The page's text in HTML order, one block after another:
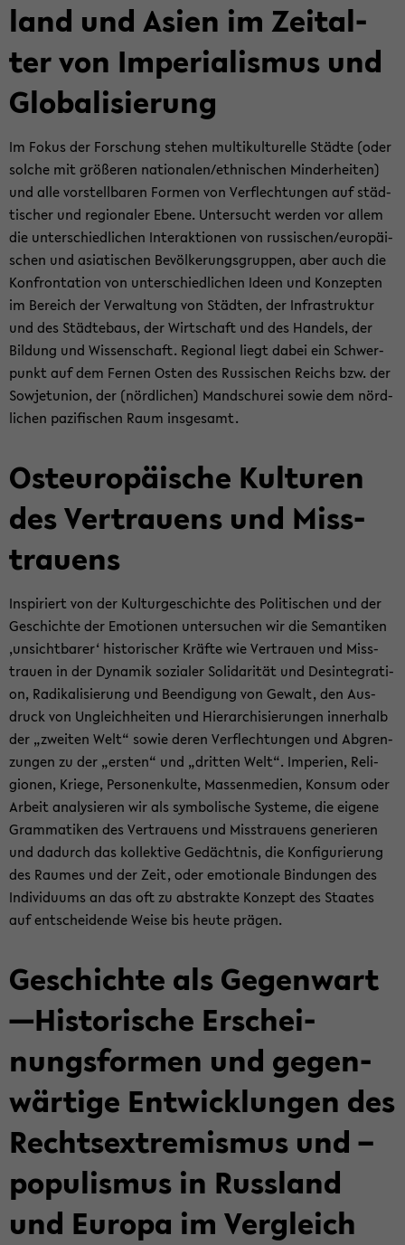
land und Asien im Zeit­al­
ter von Im­pe­ria­lis­mus und
Glo­ba­li­sie­rung
Im Fokus der For­schung ste­hen mul­ti­kul­tu­rel­le Städ­te (oder
sol­che mit grö­ße­ren na­tio­na­len/eth­ni­schen Min­der­hei­ten)
und alle vor­stell­ba­ren For­men von Ver­flech­tun­gen auf städ­
ti­scher und re­gio­na­ler Ebene. Un­ter­sucht wer­den vor allem
die un­ter­schied­li­chen In­ter­ak­tio­nen von rus­si­schen/eu­ro­päi­
schen und asia­ti­schen Be­völ­ke­rungs­grup­pen, aber auch die
Kon­fron­ta­ti­on von un­ter­schied­li­chen Ideen und Kon­zep­ten
im Be­reich der Ver­wal­tung von Städ­ten, der In­fra­struk­tur
und des Städ­te­baus, der Wirt­schaft und des Han­dels, der
Bil­dung und Wis­sen­schaft. Re­gio­nal liegt dabei ein Schwer­
punkt auf dem Fer­nen Osten des Rus­si­schen Reichs bzw. der
So­wjet­uni­on, der (nörd­li­chen) Man­dschu­rei sowie dem nörd­
li­chen pa­zi­fi­schen Raum ins­ge­samt.
Ost­eu­ro­päi­sche Kul­tu­ren
des Ver­trau­ens und Miss­
trau­ens
In­spi­riert von der Kul­tur­ge­schich­te des Po­li­ti­schen und der
Ge­schich­te der Emo­tio­nen un­ter­su­chen wir die Se­man­ti­ken
‚un­sicht­ba­rer‘ his­to­ri­scher Kräf­te wie Ver­trau­en und Miss­
trau­en in der Dy­na­mik so­zia­ler So­li­da­ri­tät und Des­in­te­gra­ti­
on, Ra­di­ka­li­sie­rung und Be­en­di­gung von Ge­walt, den Aus­
druck von Un­gleich­hei­ten und Hier­ar­chi­sie­run­gen in­ner­halb
der „zwei­ten Welt“ sowie deren Ver­flech­tun­gen und Ab­gren­
zun­gen zu der „ers­ten“ und „drit­ten Welt“. Im­pe­ri­en, Re­li­
gio­nen, Krie­ge, Per­so­nen­kul­te, Mas­sen­me­di­en, Kon­sum oder
Ar­beit ana­ly­sie­ren wir als sym­bo­li­sche Sys­te­me, die ei­ge­ne
Gram­ma­ti­ken des Ver­trau­ens und Miss­trau­ens ge­ne­rie­ren
und da­durch das kol­lek­ti­ve Ge­dächt­nis, die Kon­fi­gu­rie­rung
des Rau­mes und der Zeit, oder emo­tio­na­le Bin­dun­gen des
In­di­vi­du­ums an das oft zu abs­trak­te Kon­zept des Staa­tes
auf ent­schei­den­de Weise bis heute prä­gen.
Ge­schich­te als Ge­gen­wart
—His­to­ri­sche Er­schei­
nungs­for­men und ge­gen­
wär­ti­ge Ent­wick­lun­gen des
Rechts­ex­tre­mis­mus und –
po­pu­lis­mus in Russ­land
und Eu­ro­pa im Ver­gleich